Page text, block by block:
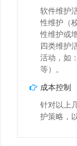
软件维护
性维护（
性维护或
四类维护
活动，如
等）。
成本控制
针对以上
护策略，